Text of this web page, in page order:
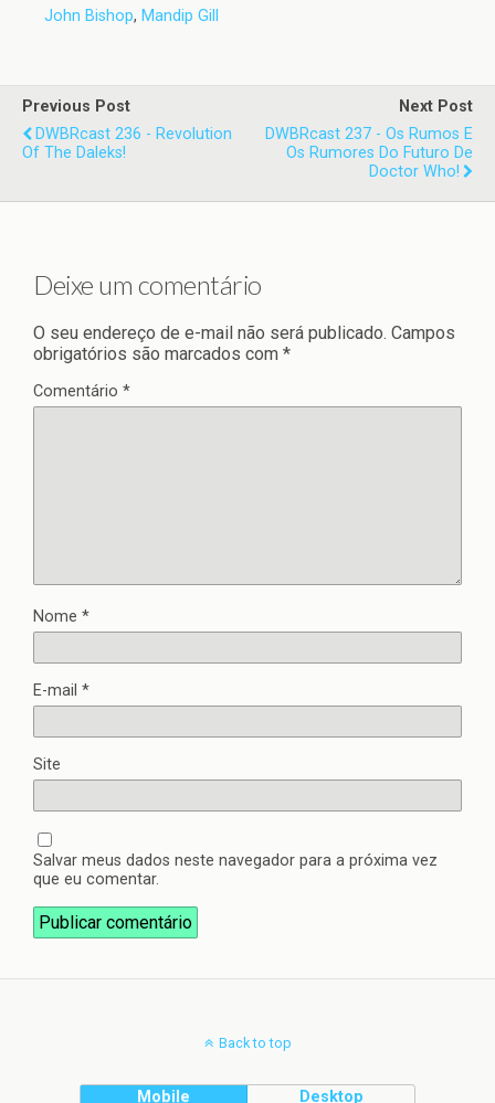
John Bishop, Mandip Gill
Previous Post
DWBRcast 236 - Revolution
Of The Daleks!
Next Post
DWBRcast 237 - Os Rumos E
Os Rumores Do Futuro De
Doctor Who!
Deixe um comentário
O seu endereço de e-mail não será publicado. Campos
obrigatórios são marcados com *
Comentário *
Nome *
E-mail *
Site
Salvar meus dados neste navegador para a próxima vez
que eu comentar.
Back to top
Mobile Desktop